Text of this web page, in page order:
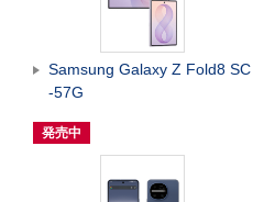
Samsung Galaxy Z Fold8 SC
-57G
発売中